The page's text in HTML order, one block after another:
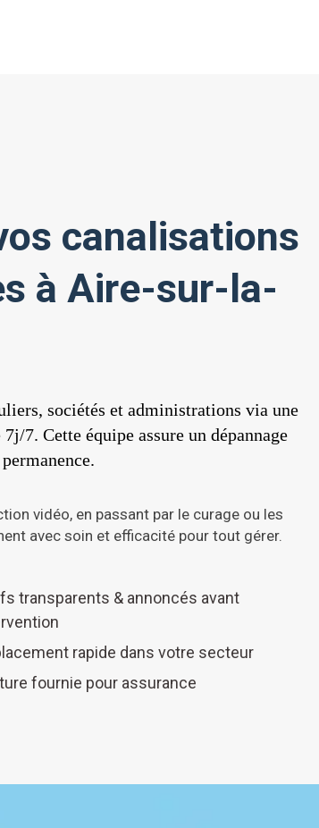
canalisations
à Aire-sur-la-
sociétés et administrations via une
7. Cette équipe assure un dépannage
vidéo, en passant par le curage ou les
avec soin et efficacité pour tout gérer.
transparents & annoncés avant
rapide dans votre secteur
fournie pour assurance